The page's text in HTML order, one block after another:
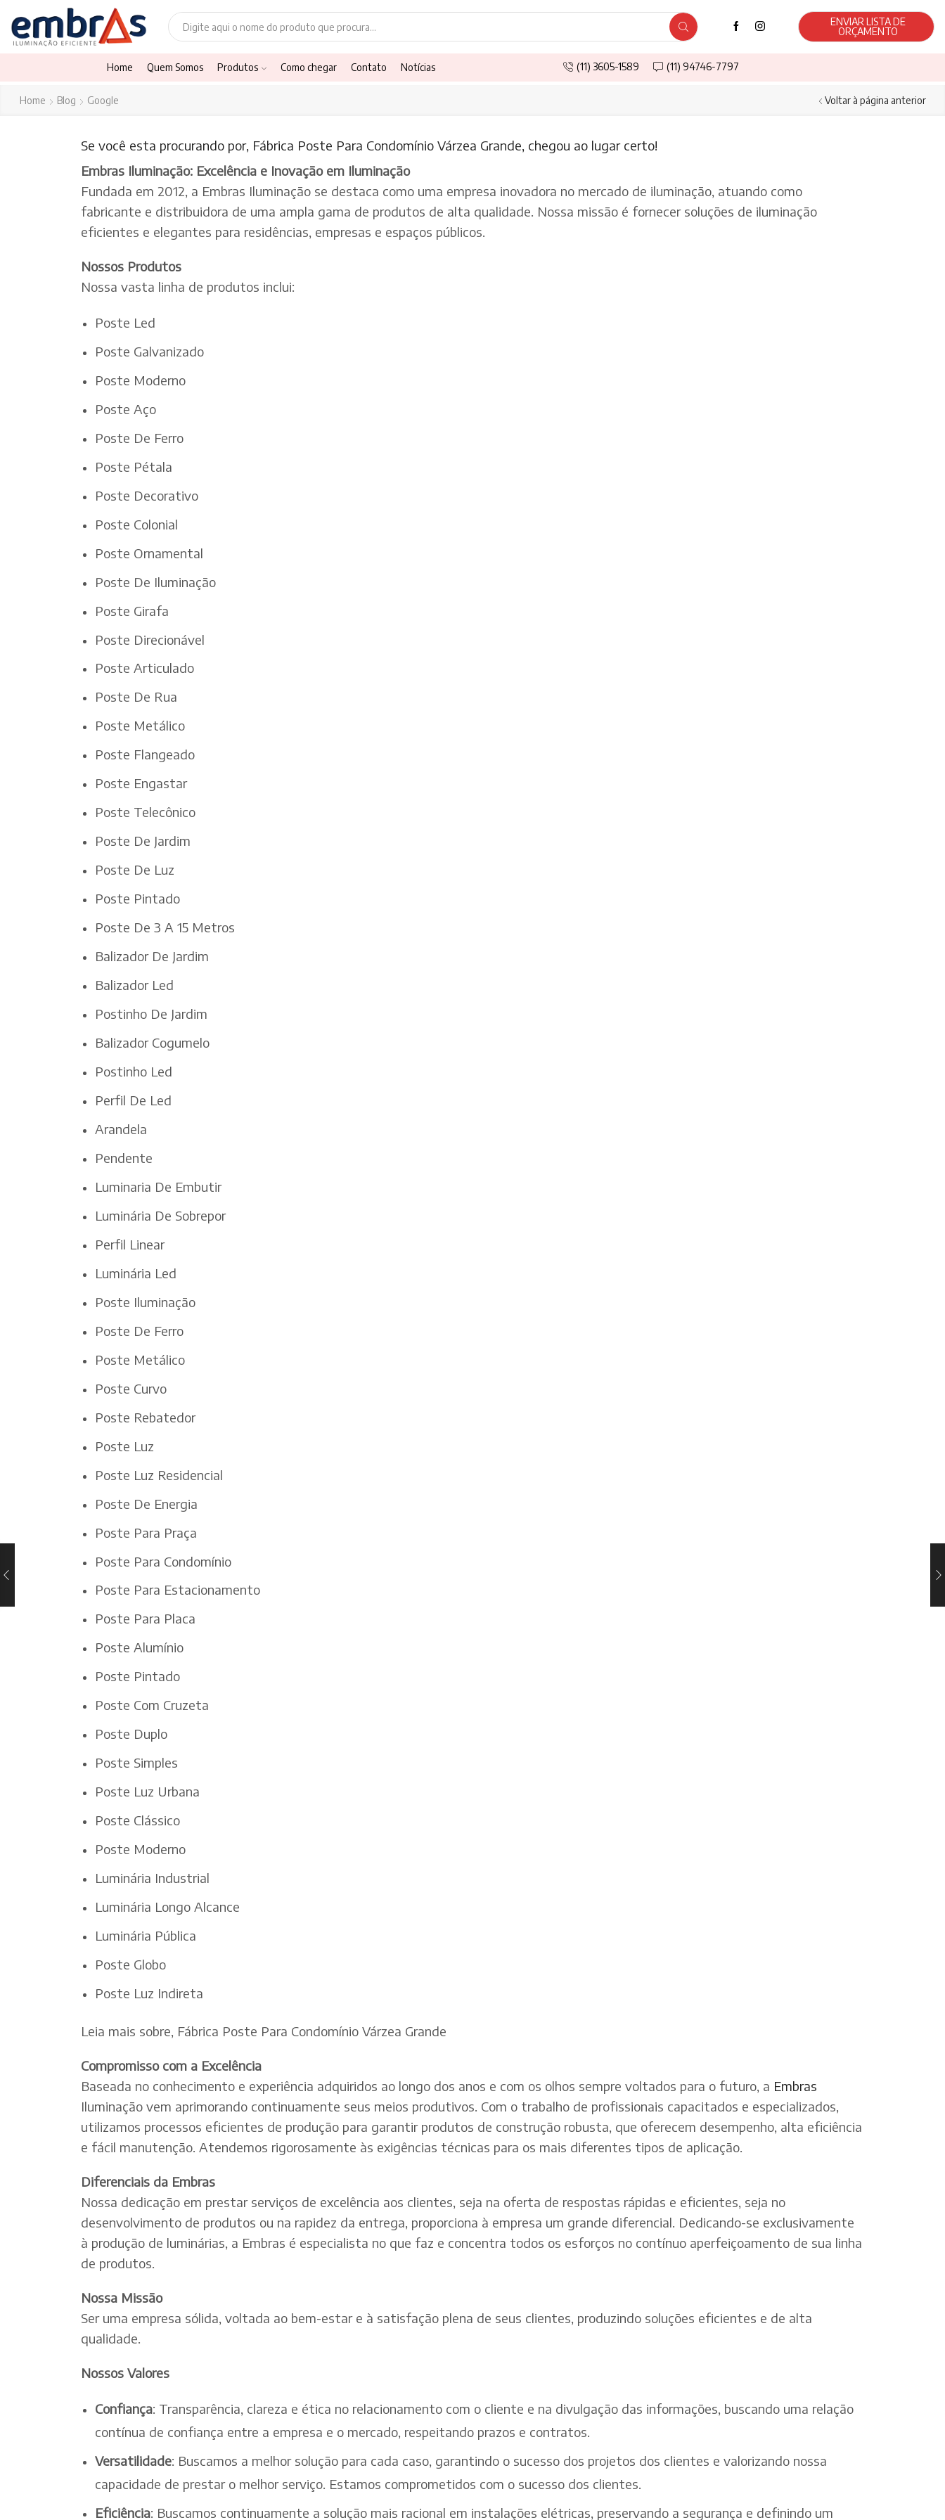
ENVIAR LISTA DE
ORÇAMENTO
Home Quem Somos Produtos Como chegar Contato Notícias (11) 3605-1589 (11) 94746-7797
Voltar à página anterior
Home Blog Google
Se você esta procurando por, Fábrica Poste Para Condomínio Várzea Grande, chegou ao lugar certo!
Embras Iluminação: Excelência e Inovação em Iluminação
Fundada em 2012, a Embras Iluminação se destaca como uma empresa inovadora no mercado de iluminação, atuando como
fabricante e distribuidora de uma ampla gama de produtos de alta qualidade. Nossa missão é fornecer soluções de iluminação
eficientes e elegantes para residências, empresas e espaços públicos.
Nossos Produtos
Nossa vasta linha de produtos inclui:
Poste Led
Poste Galvanizado
Poste Moderno
Poste Aço
Poste De Ferro
Poste Pétala
Poste Decorativo
Poste Colonial
Poste Ornamental
Poste De Iluminação
Poste Girafa
Poste Direcionável
Poste Articulado
Poste De Rua
Poste Metálico
Poste Flangeado
Poste Engastar
Poste Telecônico
Poste De Jardim
Poste De Luz
Poste Pintado
Poste De 3 A 15 Metros
Balizador De Jardim
Balizador Led
Postinho De Jardim
Balizador Cogumelo
Postinho Led
Perfil De Led
Arandela
Pendente
Luminaria De Embutir
Luminária De Sobrepor
Perfil Linear
Luminária Led
Poste Iluminação
Poste De Ferro
Poste Metálico
Poste Curvo
Poste Rebatedor
Poste Luz
Poste Luz Residencial
Poste De Energia
Poste Para Praça
Poste Para Condomínio
Poste Para Estacionamento
Poste Para Placa
Poste Alumínio
Poste Pintado
Poste Com Cruzeta
Poste Duplo
Poste Simples
Poste Luz Urbana
Poste Clássico
Poste Moderno
Luminária Industrial
Luminária Longo Alcance
Luminária Pública
Poste Globo
Poste Luz Indireta
Leia mais sobre, Fábrica Poste Para Condomínio Várzea Grande
Compromisso com a Excelência
Baseada no conhecimento e experiência adquiridos ao longo dos anos e com os olhos sempre voltados para o futuro, a Embras
Iluminação vem aprimorando continuamente seus meios produtivos. Com o trabalho de profissionais capacitados e especializados,
utilizamos processos eficientes de produção para garantir produtos de construção robusta, que oferecem desempenho, alta eficiência
e fácil manutenção. Atendemos rigorosamente às exigências técnicas para os mais diferentes tipos de aplicação.
Diferenciais da Embras
Nossa dedicação em prestar serviços de excelência aos clientes, seja na oferta de respostas rápidas e eficientes, seja no
desenvolvimento de produtos ou na rapidez da entrega, proporciona à empresa um grande diferencial. Dedicando-se exclusivamente
à produção de luminárias, a Embras é especialista no que faz e concentra todos os esforços no contínuo aperfeiçoamento de sua linha
de produtos.
Nossa Missão
Ser uma empresa sólida, voltada ao bem-estar e à satisfação plena de seus clientes, produzindo soluções eficientes e de alta
qualidade.
Nossos Valores
Confiança: Transparência, clareza e ética no relacionamento com o cliente e na divulgação das informações, buscando uma relação
contínua de confiança entre a empresa e o mercado, respeitando prazos e contratos.
Versatilidade: Buscamos a melhor solução para cada caso, garantindo o sucesso dos projetos dos clientes e valorizando nossa
capacidade de prestar o melhor serviço. Estamos comprometidos com o sucesso dos clientes.
Eficiência: Buscamos continuamente a solução mais racional em instalações elétricas, preservando a segurança e definindo um